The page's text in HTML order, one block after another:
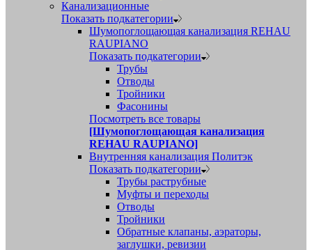
Канализационные
Показать подкатегории
Шумопоглощающая канализация REHAU
RAUPIANO
Показать подкатегории
Трубы
Отводы
Тройники
Фасонины
Посмотреть все товары
[Шумопоглощающая канализация
REHAU RAUPIANO]
Внутренняя канализация Политэк
Показать подкатегории
Трубы раструбные
Муфты и переходы
Отводы
Тройники
Обратные клапаны, аэраторы,
заглушки, ревизии